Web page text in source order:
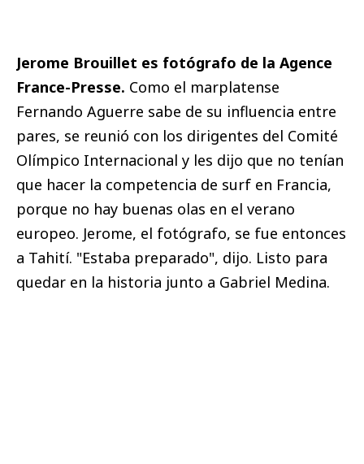
Jerome Brouillet es fotógrafo de la Agence
France-Presse. Como el marplatense
Fernando Aguerre sabe de su influencia entre
pares, se reunió con los dirigentes del Comité
Olímpico Internacional y les dijo que no tenían
que hacer la competencia de surf en Francia,
porque no hay buenas olas en el verano
europeo. Jerome, el fotógrafo, se fue entonces
a Tahití. "Estaba preparado", dijo. Listo para
quedar en la historia junto a Gabriel Medina.